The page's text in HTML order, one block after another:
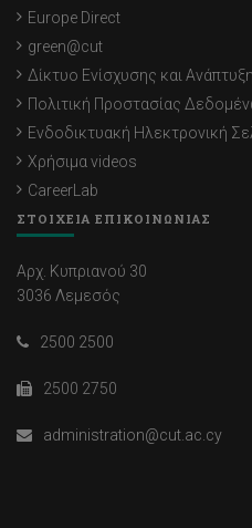
Europe Direct
green@cut
Δίκτυο Ενίσχυσης και
Πολιτική Προστασίας
Ενδοδικτυακή Ηλεκτρονική
Χρήσιμα videos
CareerLab
ΣΤΟΙΧΕΙΑ ΕΠΙΚΟΙΝΩΝΙΑΣ
Αρχ. Κυπριανού 30
3036 Λεμεσός
2500 2500
2500 2750
administration@cut.ac.cy